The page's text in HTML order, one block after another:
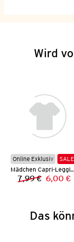
Wird
Online Exklusiv
SALE
Mädchen
7,99 € Neuer
6,00 €
Das